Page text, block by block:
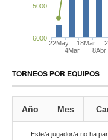
22May
4Mar
18Mar
8Abr
5000
6000
TORNEOS POR EQUIPOS
Año Mes
Este/a jugador/a no ha